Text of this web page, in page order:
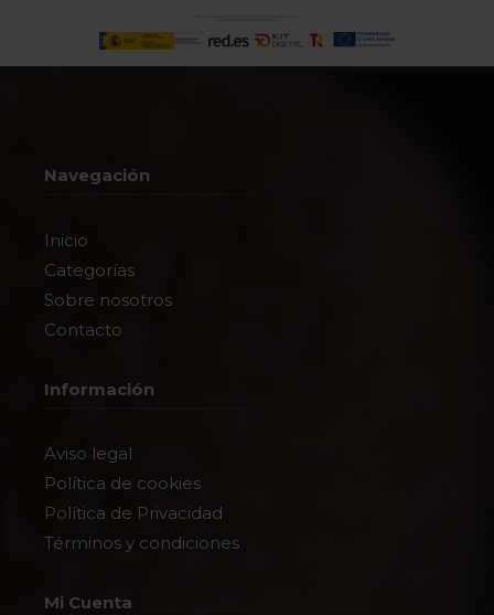
Navegación
Inicio
Categorías
Sobre nosotros
Contacto
Información
Aviso legal
Política de cookies
Política de Privacidad
Términos y condiciones
Mi Cuenta